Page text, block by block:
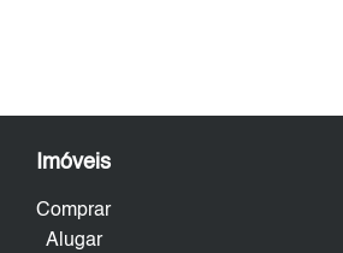
Imóveis
Comprar
Alugar